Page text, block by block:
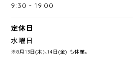
9:30 -19:00
定休日
水曜日
※8月13日(木)、14日(金) も休業。